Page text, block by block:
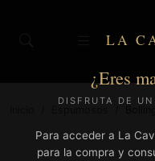
LA
¿Eres
DISFRUTA DE
Para acceder a La
para la compra y